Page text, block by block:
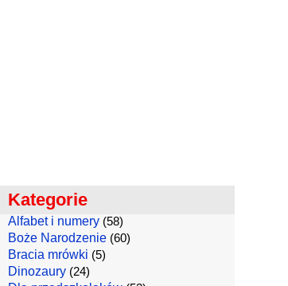
Kategorie
Alfabet i numery(58)
Boże Narodzenie(60)
Bracia mrówki (5)
Dinozaury(24)